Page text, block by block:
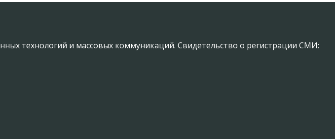
технологий и массовых коммуникаций. Свидетельство о регистрации СМИ: